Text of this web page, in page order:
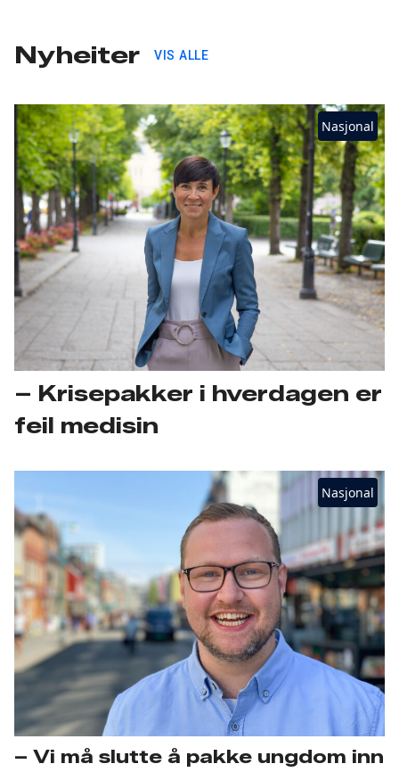
Nyheiter VIS ALLE
Nasjonal
– Krisepakker i hverdagen er
feil medisin
Nasjonal
– Vi må slutte å pakke ungdom inn